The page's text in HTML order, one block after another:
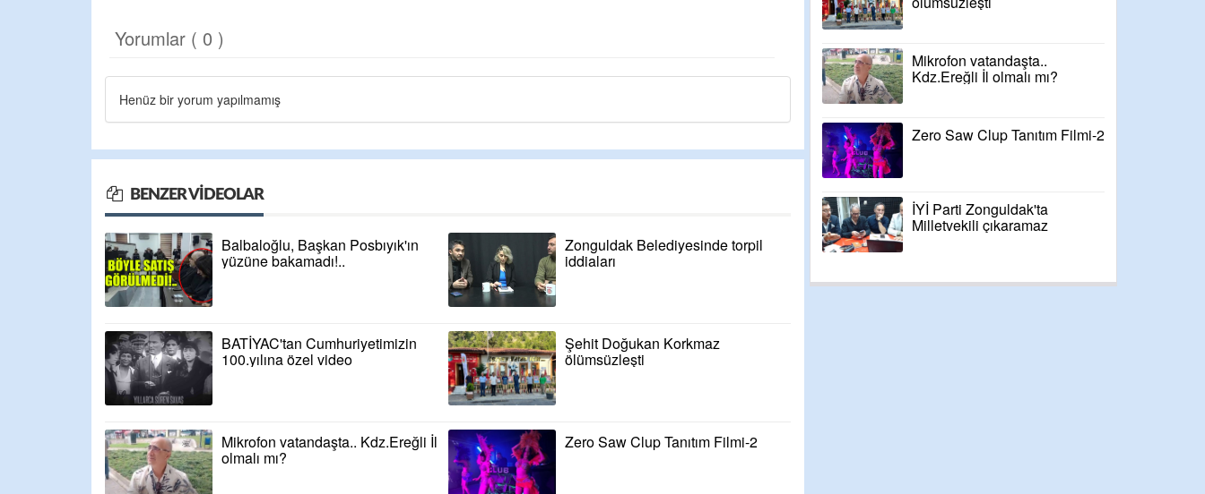
Yorumlar ( 0 )
Henüz bir yorum yapılmamış
BENZER VIDEOLAR
Balbaloğlu, Başkan Posbıyık'ın
yüzüne bakamadı!..
Zonguldak Belediyesinde torpil
iddiaları
BATİYAC'tan Cumhuriyetimizin
100.yılına özel video
Şehit Doğukan Korkmaz
ölümsüzleşti
Mikrofon vatandaşta.. Kdz.Ereğli İl
olmalı mı?
Zero Saw Clup Tanıtım Filmi-2
Mikrofon vatandaşta..
Kdz.Ereğli İl olmalı mı?
Zero Saw Clup Tanıtım Filmi-2
İYİ Parti Zonguldak'ta
Milletvekili çıkaramaz